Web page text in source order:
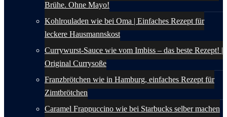
Brühe. Ohne Mayo!
Kohlrouladen wie bei Oma | Einfaches Rezept für
leckere Hausmannskost
Currywurst-Sauce wie vom Imbiss – das beste Rezept! |
Original Currysoße
Franzbrötchen wie in Hamburg, einfaches Rezept für
Zimtbrötchen
Caramel Frappuccino wie bei Starbucks selber machen